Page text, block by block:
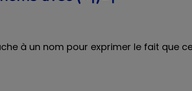
à un nom pour exprimer le fait que